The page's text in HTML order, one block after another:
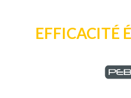
EFFICACITÉ